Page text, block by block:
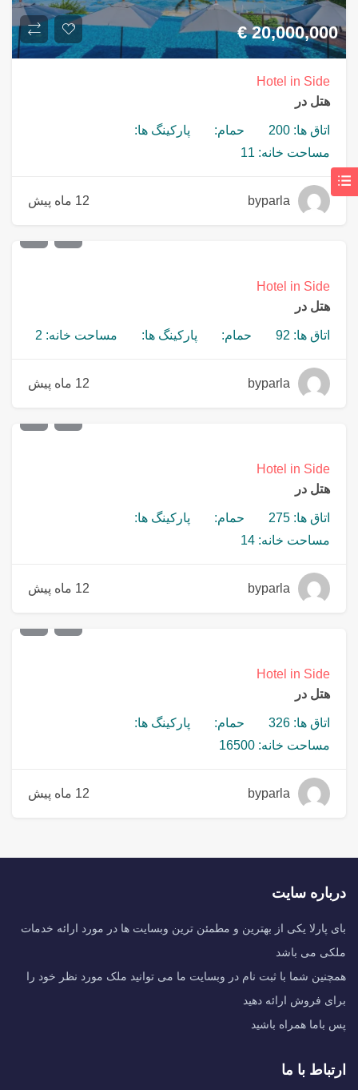
20,000,000
€
Hotel in Side
هتل در
اتاق ها: 200 حمام:
پارکینگ ها:
مساحت خانه: 11
byparla 12 ماه پیش
Hotel in Side
هتل در
اتاق ها: 92 حمام: پارکینگ ها: مساحت خانه: 2
byparla 12 ماه پیش
Hotel in Side
هتل در
اتاق ها: 275 حمام:
پارکینگ ها:
مساحت خانه: 14
byparla 12 ماه پیش
Hotel in Side
هتل در
اتاق ها: 326 حمام:
پارکینگ ها:
مساحت خانه: 16500
byparla 12 ماه پیش
درباره سایت
بای پارلا یکی از بهترین و مطمئن ترین وبسایت ها در مورد ارائه خدمات
ملکی می باشد
همچنین شما با ثبت نام در وبسایت ما می توانید ملک مورد نظر خود را
برای فروش ارائه دهید
پس باما همراه باشید
ارتباط با ما